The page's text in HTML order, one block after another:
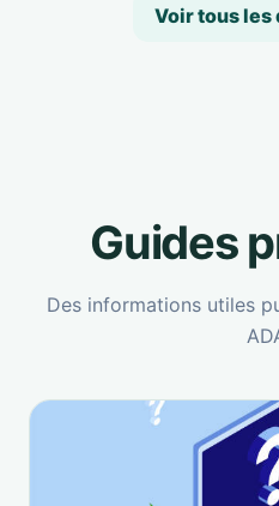
Voir tous les
Guides
Des informations utiles